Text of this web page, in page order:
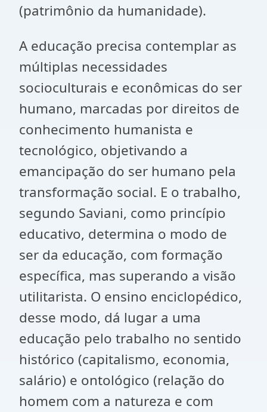
(patrimônio da humanidade).
A educação precisa contemplar as
múltiplas necessidades
socioculturais e econômicas do ser
humano, marcadas por direitos de
conhecimento humanista e
tecnológico, objetivando a
emancipação do ser humano pela
transformação social. E o trabalho,
segundo Saviani, como princípio
educativo, determina o modo de
ser da educação, com formação
específica, mas superando a visão
utilitarista. O ensino enciclopédico,
desse modo, dá lugar a uma
educação pelo trabalho no sentido
histórico (capitalismo, economia,
salário) e ontológico (relação do
homem com a natureza e com